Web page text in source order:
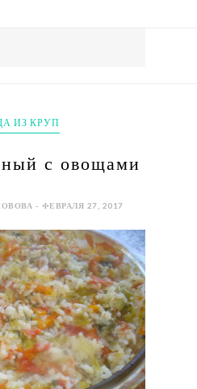
ИЗ КРУП
с овощами
- ФЕВРАЛЯ 27, 2017